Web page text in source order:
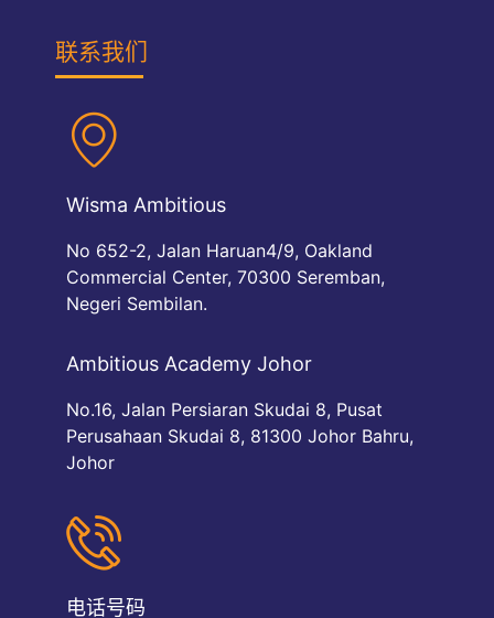
联系我们
Wisma Ambitious
No 652-2, Jalan Haruan4/9, Oakland
Commercial Center, 70300 Seremban,
Negeri Sembilan.
Ambitious Academy Johor
No.16, Jalan Persiaran Skudai 8, Pusat
Perusahaan Skudai 8, 81300 Johor Bahru,
Johor
电话号码